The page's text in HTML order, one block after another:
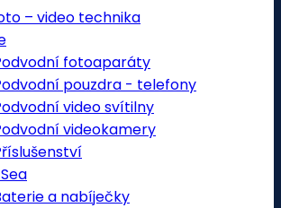
– video technika
fotoaparáty
pouzdra - telefony
video svítilny
videokamery
a nabíječky